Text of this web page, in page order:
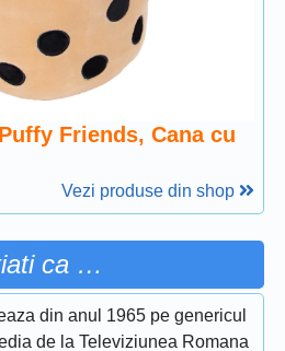
Friends, Cana cu
Vezi produse din shop
ca …
din anul 1965 pe genericul
de la Televiziunea Romana